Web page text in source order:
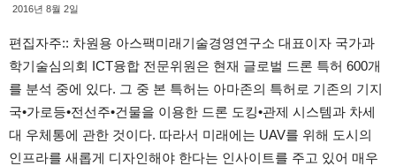
2016년 8월 2일
편집자주:: 차원용 아스팩미래기술경영연구소 대표이자 국가과
학기술심의회 ICT융합 전문위원은 현재 글로벌 드론 특허 600개
를 분석 중에 있다. 그 중 본 특허는 아마존의 특허로 기존의 기지
국•가로등•전선주•건물을 이용한 드론 도킹•관제 시스템과 차세
대 우체통에 관한 것이다. 따라서 미래에는 UAV를 위해 도시의
인프라를 새롭게 디자인해야 한다는 인사이트를 주고 있어 매우